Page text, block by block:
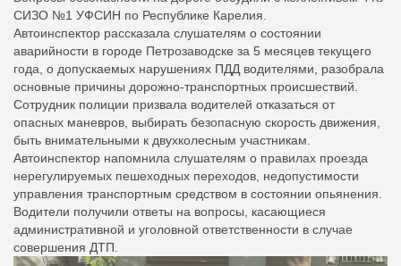
СИЗО №1 УФСИН по Республике Карелия.
Автоинспектор рассказала слушателям о состоянии
аварийности в городе Петрозаводске за 5 месяцев текущего
года, о допускаемых нарушениях ПДД водителями, разобрала
основные причины дорожно-транспортных происшествий.
Сотрудник полиции призвала водителей отказаться от
опасных маневров, выбирать безопасную скорость движения,
быть внимательными к двухколесным участникам.
Автоинспектор напомнила слушателям о правилах проезда
нерегулируемых пешеходных переходов, недопустимости
управления транспортным средством в состоянии опьянения.
Водители получили ответы на вопросы, касающиеся
административной и уголовной ответственности в случае
совершения ДТП.